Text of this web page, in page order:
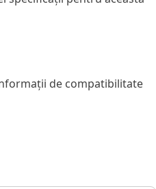
de compatibilitate